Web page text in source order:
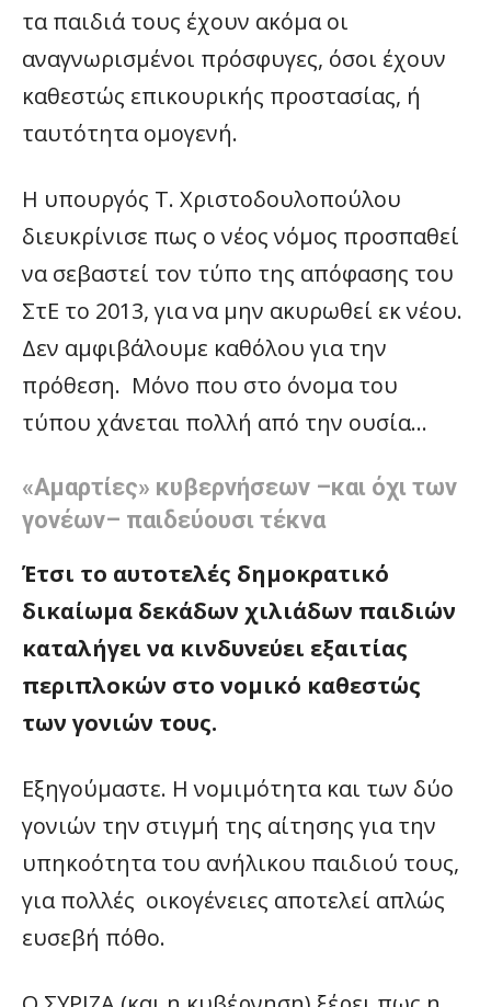
τα παιδιά τους έχουν ακόμα οι
αναγνωρισμένοι πρόσφυγες, όσοι έχουν
καθεστώς επικουρικής προστασίας, ή
ταυτότητα ομογενή.
Η υπουργός Τ. Χριστοδουλοπούλου
διευκρίνισε πως ο νέος νόμος προσπαθεί
να σεβαστεί τον τύπο της απόφασης του
ΣτΕ το 2013, για να μην ακυρωθεί εκ νέου.
Δεν αμφιβάλουμε καθόλου για την
πρόθεση. Μόνο που στο όνομα του
τύπου χάνεται πολλή από την ουσία…
«Αμαρτίες» κυβερνήσεων –και όχι των
γονέων– παιδεύουσι τέκνα
Έτσι το αυτοτελές δημοκρατικό
δικαίωμα δεκάδων χιλιάδων παιδιών
καταλήγει να κινδυνεύει εξαιτίας
περιπλοκών στο νομικό καθεστώς
των γονιών τους.
Εξηγούμαστε. Η νομιμότητα και των δύο
γονιών την στιγμή της αίτησης για την
υπηκοότητα του ανήλικου παιδιού τους,
για πολλές οικογένειες αποτελεί απλώς
ευσεβή πόθο.